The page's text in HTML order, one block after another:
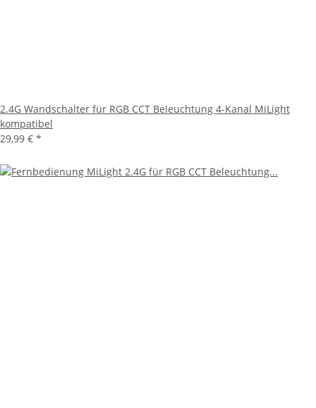
2.4G Wandschalter für RGB CCT Beleuchtung 4-Kanal MiLight
kompatibel
29,99 € *